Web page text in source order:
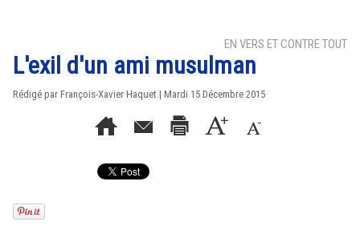
EN VERS ET CONTRE TOUT
L'exil d'un ami musulman
Rédigé par François-Xavier Haquet | Mardi 15 Décembre 2015